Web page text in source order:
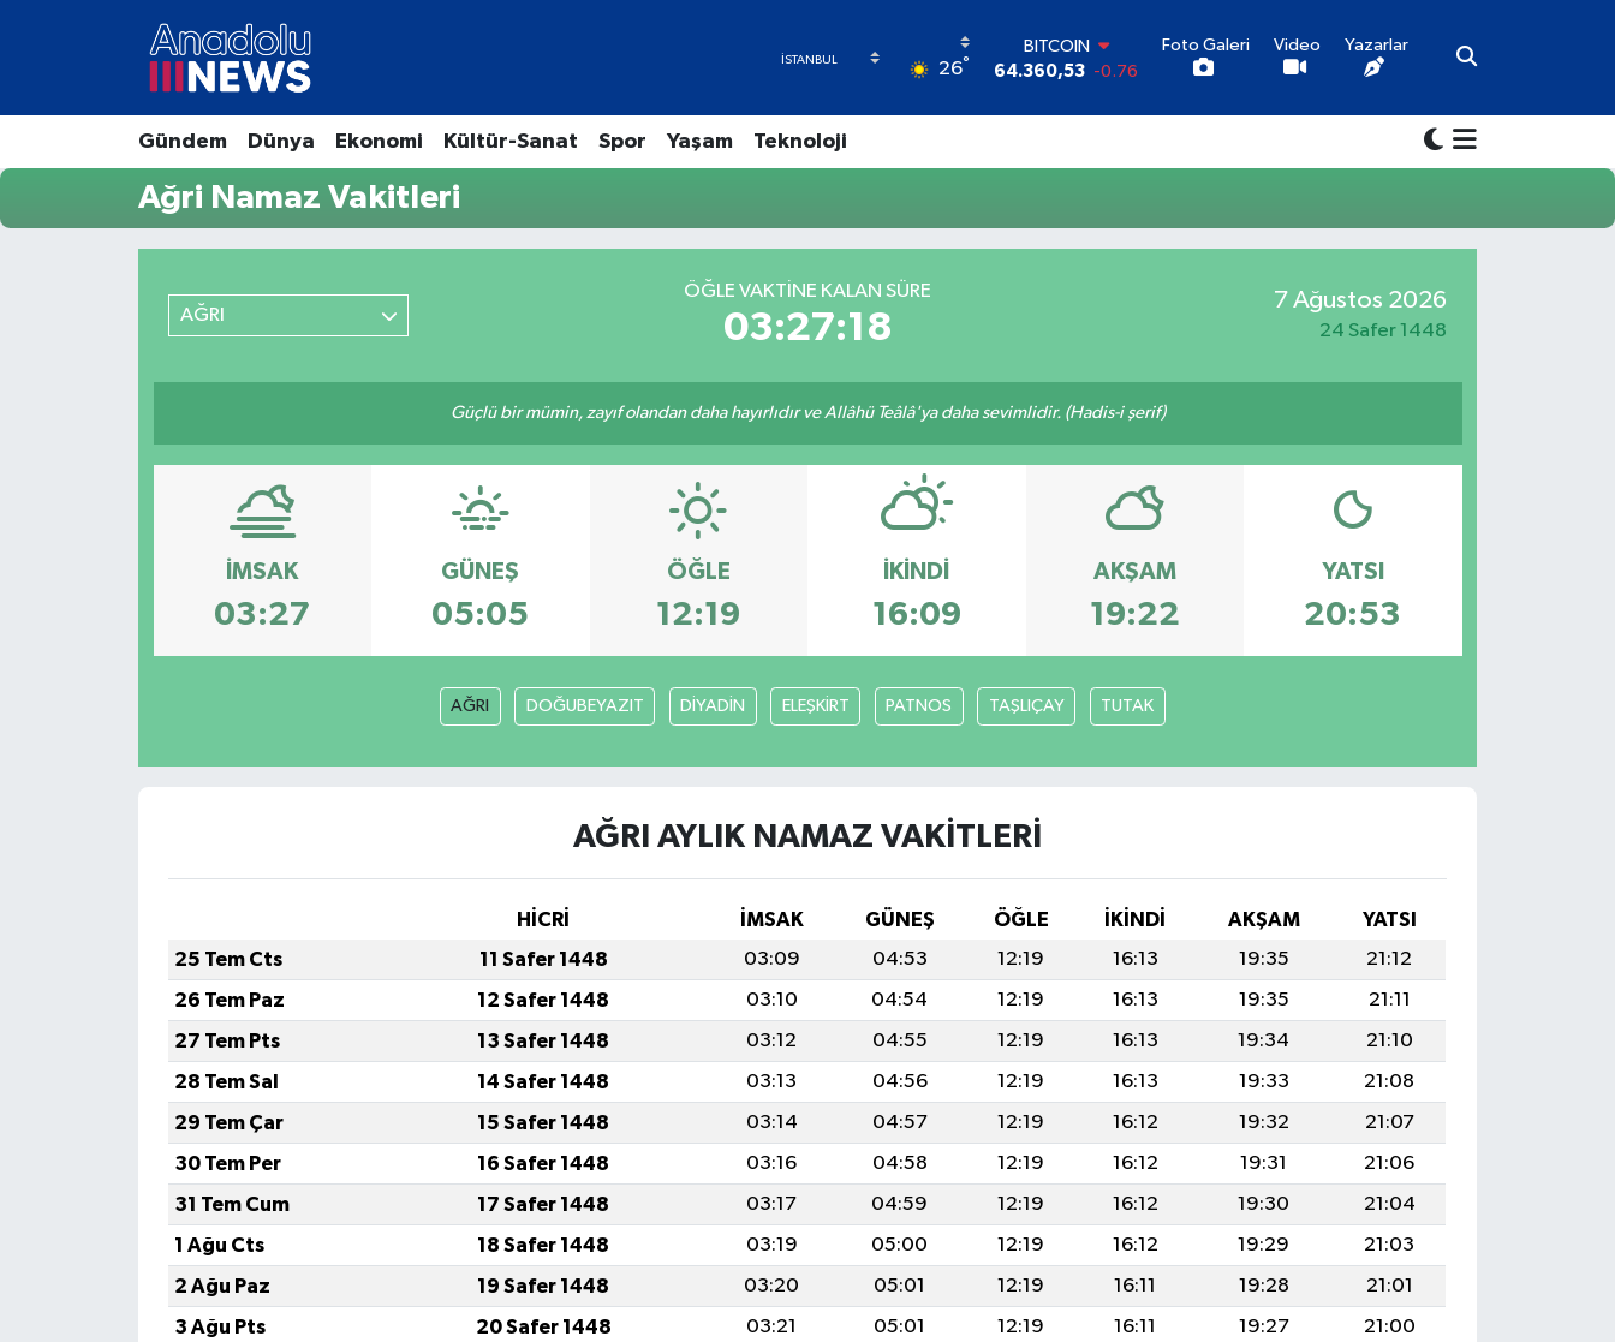
26°
BITCOIN
64.360,53 -0.76
55,0317 -0.02
GRAM ALTIN
Foto Galeri Video Yazarlar
Gündem Dünya Ekonomi Kültür-Sanat Spor Yaşam Teknoloji
Ağri Namaz Vakitleri
AĞRI
ÖĞLE VAKTINE KALAN SÜRE
03:27:18
7 Ağustos 2026
24 Safer 1448
Güçlü bir mümin, zayıf olandan daha hayırlıdır ve Allâhü Teâlâ'ya daha sevimlidir. (Hadis-i şerif)
İMSAK
03:27
GÜNEŞ
05:05
ÖĞLE
12:19
İKINDI
16:09
AKŞAM
19:22
YATSI
20:53
AĞRI DOĞUBEYAZIT DİYADİN ELEŞKİRT PATNOS TAŞLIÇAY TUTAK
AĞRI AYLIK NAMAZ VAKITLERI
HİCRİ İMSAK GÜNEŞ ÖĞLE İKINDI AKŞAM
YATSI
25 Tem Cts
11 Safer 1448 03:09 04:53 12:19 16:13 19:35
21:12
26 Tem Paz
12 Safer 1448 03:10 04:54 12:19 16:13 19:35
21:11
27 Tem Pts
13 Safer 1448 03:12 04:55 12:19 16:13 19:34
21:10
28 Tem Sal
14 Safer 1448 03:13 04:56 12:19 16:13 19:33
21:08
29 Tem Çar
15 Safer 1448 03:14 04:57 12:19 16:12 19:32
21:07
30 Tem Per
16 Safer 1448 03:16 04:58 12:19 16:12 19:31
21:06
31 Tem Cum
17 Safer 1448 03:17 04:59 12:19 16:12 19:30
21:04
1 Ağu Cts
18 Safer 1448 03:19 05:00 12:19 16:12 19:29
21:03
2 Ağu Paz
19 Safer 1448 03:20 05:01 12:19 16:11 19:28
21:01
3 Ağu Pts
20 Safer 1448 03:21 05:01 12:19 16:11 19:27
21:00
Hava Durumu
Trafik Durumu
Süper Lig Puan Durumu ve Fikstür
Son Dakika Haberleri